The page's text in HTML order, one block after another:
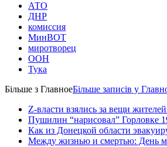
АТО
ДНР
комиссия
МинВОТ
миротворец
ООН
Тука
Більше з ГлавноеБільше записів у
Z-власти взялись за вещи
Пушилин “нарисовал” Горловке
Как из Донецкой области
Между жизнью и смертью: День